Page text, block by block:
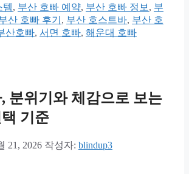
템, 부산 호빠 예약, 부산 호빠 정보 , 부
산 호빠 후기 , 부산 호스트바, 부산 호
산호빠, 서면 호빠, 해운대 호빠
분위기와 체감으로 보는
기준
21, 2026 작성자: blindup3